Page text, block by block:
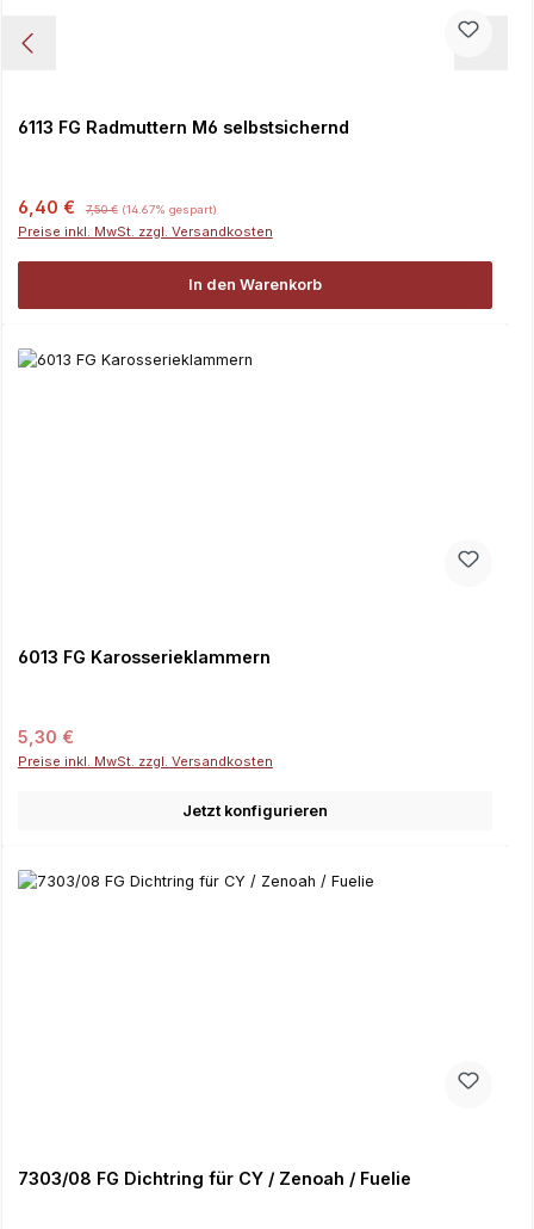
6113 FG Radmuttern M6 selbstsichernd
Verkaufspreis:
6,40 € 7,50 € (14.67% gespart)
Preise inkl. MwSt. zzgl. Versandkosten
In den Warenkorb
6013 FG Karosserieklammern
Regulärer Preis:
5,30 €
Preise inkl. MwSt. zzgl. Versandkosten
Jetzt konfigurieren
7303/08 FG Dichtring für CY / Zenoah / Fuelie